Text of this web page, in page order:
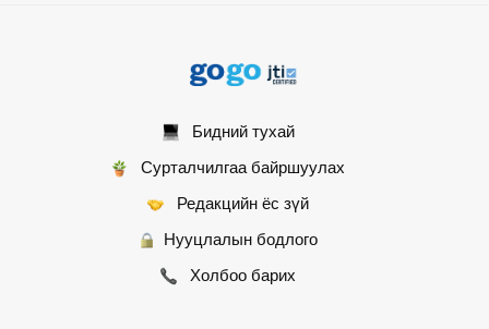
Бидний тухай
Сурталчилгаа байршуулах
Редакцийн ёс зүй
Нууцлалын бодлого
Холбоо барих